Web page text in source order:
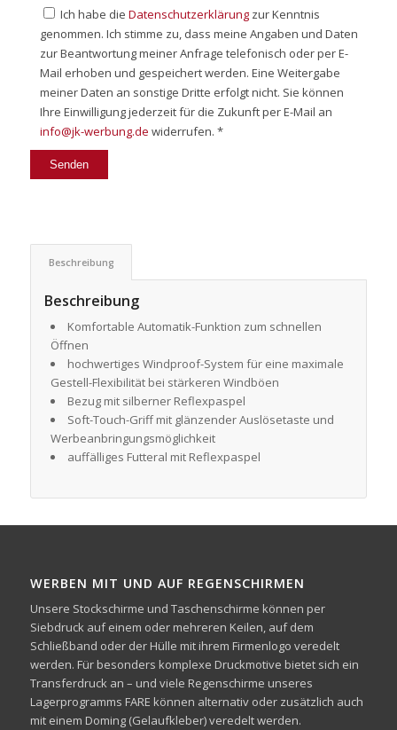
Ich habe die Datenschutzerklärungzur Kenntnis
genommen. Ich stimme zu, dass meine Angaben und Daten
zur Beantwortung meiner Anfrage telefonisch oder per E-
Mail erhoben und gespeichert werden. Eine Weitergabe
meiner Daten an sonstige Dritte erfolgt nicht. Sie können
Ihre Einwilligung jederzeit für die Zukunft per E-Mail an
info@jk-werbung.de widerrufen. *
Beschreibung
Beschreibung
Komfortable Automatik-Funktion zum schnellen
Öffnen
hochwertiges Windproof-System für eine maximale
Gestell-Flexibilität bei stärkeren Windböen
Bezug mit silberner Reflexpaspel
Soft-Touch-Griff mit glänzender Auslösetaste und
Werbeanbringungsmöglichkeit
auffälliges Futteral mit Reflexpaspel
WERBEN MIT UND AUF REGENSCHIRMEN
Unsere Stockschirme und Taschenschirme können per
Siebdruck auf einem oder mehreren Keilen, auf dem
Schließband oder der Hülle mit ihrem Firmenlogo veredelt
werden. Für besonders komplexe Druckmotive bietet sich ein
Transferdruck an – und viele Regenschirme unseres
Lagerprogramms FARE können alternativ oder zusätzlich auch
mit einem Doming (Gelaufkleber) veredelt werden.